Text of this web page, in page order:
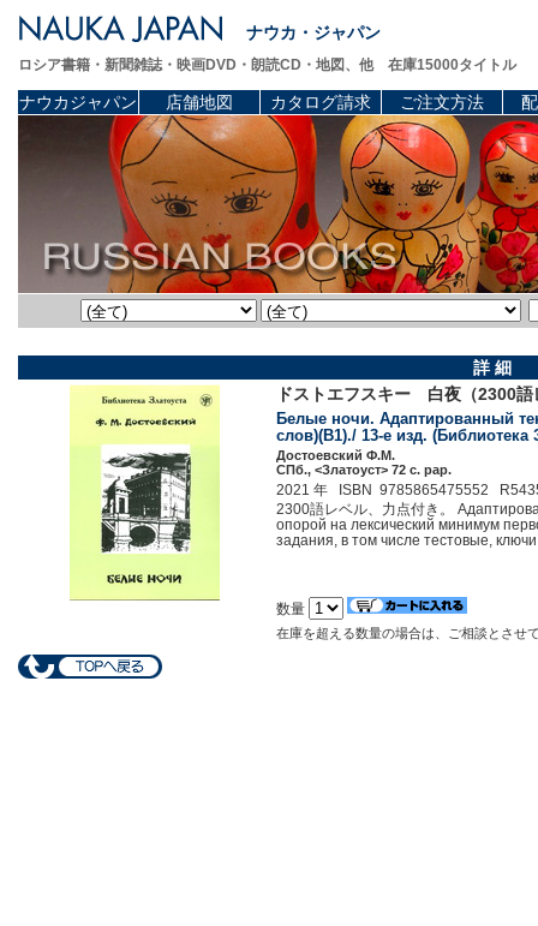
ナウカ・ジャパン
ロシア書籍・新聞雑誌・映画DVD・朗読CD・地図、他 在庫15000タイトル
ナウカジャパン 店舗地図 カタログ請求 ご注文方法
詳 細
ドストエフスキー 白夜（2300語
Белые ночи. Адаптированный
слов)(B1)./ 13-е изд. (Библиотека
Достоевский Ф.М.
СПб., <Златоуст> 72 c. pap.
2021 年 ISBN 9785865475552
2300語レベル、力点付き。
опорой на лексический минимум
задания, в том числе тестовые,
数量
在庫を超える数量の場合は、ご相談とさせ